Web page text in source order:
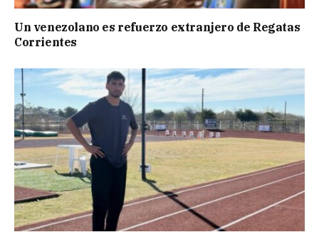
Un venezolano es refuerzo extranjero de Regatas
Corrientes